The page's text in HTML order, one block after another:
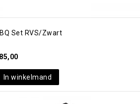
Set RVS/zwart
85,00
In winkelmand